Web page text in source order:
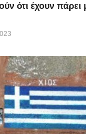
ότι έχουν πάρει